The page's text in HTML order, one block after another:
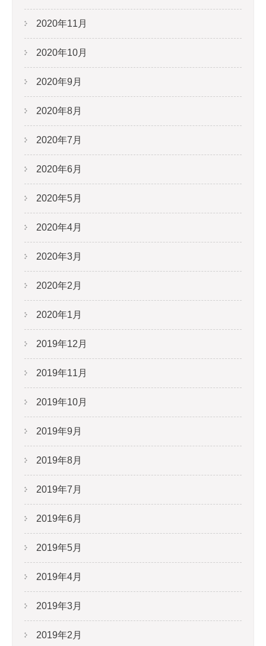
2020年11月
2020年10月
2020年9月
2020年8月
2020年7月
2020年6月
2020年5月
2020年4月
2020年3月
2020年2月
2020年1月
2019年12月
2019年11月
2019年10月
2019年9月
2019年8月
2019年7月
2019年6月
2019年5月
2019年4月
2019年3月
2019年2月